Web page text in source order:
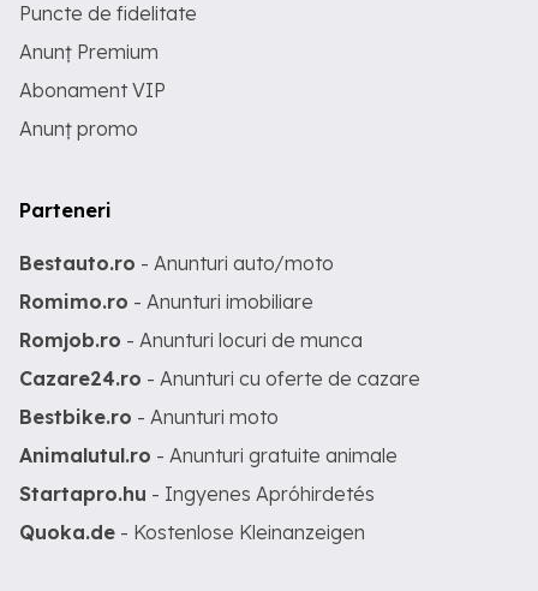
Puncte de fidelitate
Anunț Premium
Abonament VIP
Anunț promo
Parteneri
Bestauto.ro - Anunturi auto/moto
Romimo.ro - Anunturi imobiliare
Romjob.ro - Anunturi locuri de munca
Cazare24.ro - Anunturi cu oferte de cazare
Bestbike.ro - Anunturi moto
Animalutul.ro - Anunturi gratuite animale
Startapro.hu - Ingyenes Apróhirdetés
Quoka.de - Kostenlose Kleinanzeigen